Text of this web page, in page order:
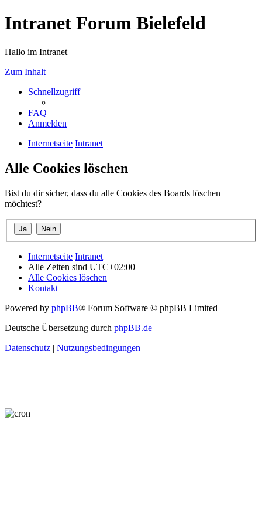
Intranet Forum Bielefeld
Hallo im Intranet
Zum Inhalt
Schnellzugriff
FAQ
Anmelden
Internetseite Intranet
Alle Cookies löschen
Bist du dir sicher, dass du alle Cookies des Boards löschen
möchtest?
Internetseite Intranet
Alle Zeiten sind UTC+02:00
Alle Cookies löschen
Kontakt
Powered by phpBB® Forum Software © phpBB Limited
Deutsche Übersetzung durch phpBB.de
Datenschutz | Nutzungsbedingungen